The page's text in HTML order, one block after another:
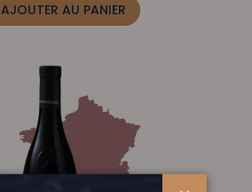
AJOUTER AU PANIER